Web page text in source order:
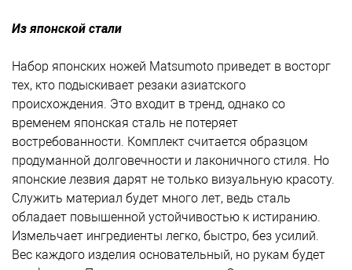
Из японской стали
Набор японских ножей Matsumoto приведет в восторг
тех, кто подыскивает резаки азиатского
происхождения. Это входит в тренд, однако со
временем японская сталь не потеряет
востребованности. Комплект считается образцом
продуманной долговечности и лаконичного стиля. Но
японские лезвия дарят не только визуальную красоту.
Служить материал будет много лет, ведь сталь
обладает повышенной устойчивостью к истиранию.
Измельчает ингредиенты легко, быстро, без усилий.
Вес каждого изделия основательный, но рукам будет